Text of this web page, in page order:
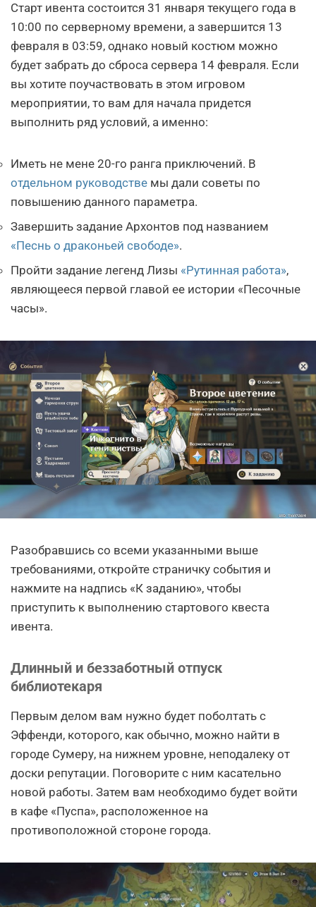
Старт ивента состоится 31 января текущего года в
10:00 по серверному времени, а завершится 13
февраля в 03:59, однако новый костюм можно
будет забрать до сброса сервера 14 февраля. Если
вы хотите поучаствовать в этом игровом
мероприятии, то вам для начала придется
выполнить ряд условий, а именно:
Иметь не мене 20-го ранга приключений. В
отдельном руководстве мы дали советы по
повышению данного параметра.
Завершить задание Архонтов под названием
«Песнь о драконьей свободе».
Пройти задание легенд Лизы «Рутинная работа»,
являющееся первой главой ее истории «Песочные
часы».
Разобравшись со всеми указанными выше
требованиями, откройте страничку события и
нажмите на надпись «К заданию», чтобы
приступить к выполнению стартового квеста
ивента.
Длинный и беззаботный отпуск
библиотекаря
Первым делом вам нужно будет поболтать с
Эффенди, которого, как обычно, можно найти в
городе Сумеру, на нижнем уровне, неподалеку от
доски репутации. Поговорите с ним касательно
новой работы. Затем вам необходимо будет войти
в кафе «Пуспа», расположенное на
противоположной стороне города.